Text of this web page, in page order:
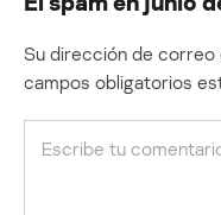
Su dirección de correo
campos obligatorios